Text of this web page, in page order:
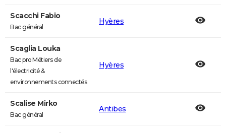
Scacchi Fabio
Bac général
Hyères
Scaglia Louka
Bac pro Métiers de
l'électricité &
environnements connectés
Hyères
Scalise Mirko
Bac général
Antibes